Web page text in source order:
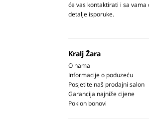
će vas kontaktirati i sa vama
detalje isporuke.
Kralj Žara
O nama
Informacije o poduzeću
Posjetite naš prodajni salon
Garancija najniže cijene
Poklon bonovi